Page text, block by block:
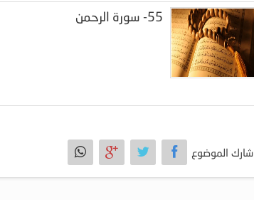
55- سورة الرحمن
شارك الموضوع